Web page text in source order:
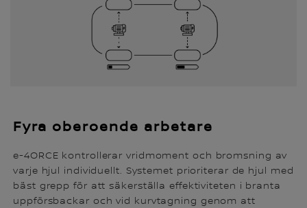
Fyra oberoende arbetare
e-4ORCE kontrollerar vridmoment och bromsning av
varje hjul individuellt. Systemet prioriterar de hjul med
bäst grepp för att säkerställa effektiviteten i branta
uppförsbackar och vid kurvtagning genom att